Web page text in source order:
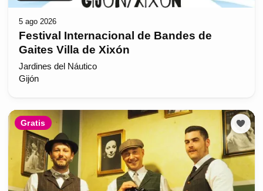
5 ago 2026
Festival Internacional de Bandes de
Gaites Villa de Xixón
Jardines del Náutico
Gijón
Gratis